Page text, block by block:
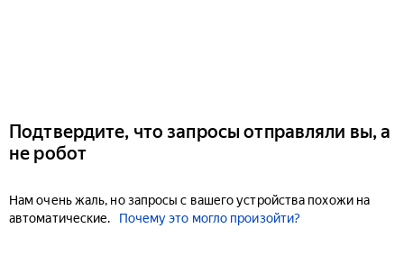
Подтвердите, что запросы отправляли вы, а
не робот
Нам очень жаль, но запросы с вашего устройства похожи на
автоматические.
Почему это могло произойти?